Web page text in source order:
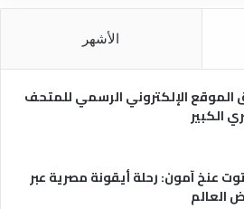
و
الأشهر
الموقع الإلكتروني الرسمي للمتحف
الكبير
عنخ آمون: رحلة أيقونة مصرية عبر
العالم